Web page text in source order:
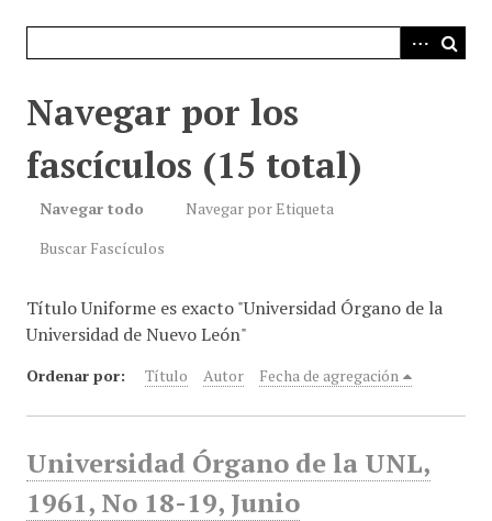
Navegar por los
fascículos (15 total)
Navegar todo
Navegar por Etiqueta
Buscar Fascículos
Título Uniforme es exacto "Universidad Órgano de la
Universidad de Nuevo León"
Ordenar por: Título Autor Fecha de agregación
Universidad Órgano de la UNL,
1961, No 18-19, Junio